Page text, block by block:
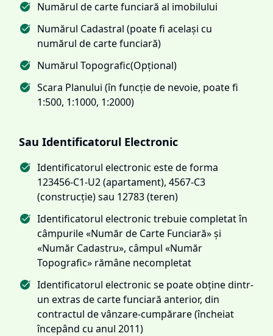
Numărul de carte funciară al imobilului
Numărul Cadastral (poate fi același cu
numărul de carte funciară)
Numărul Topografic(Opțional)
Scara Planului (în funcție de nevoie, poate fi
1:500, 1:1000, 1:2000)
Sau Identificatorul Electronic
Identificatorul electronic este de forma
123456-C1-U2 (apartament), 4567-C3
(construcție) sau 12783 (teren)
Identificatorul electronic trebuie completat în
câmpurile «Număr de Carte Funciară» și
«Număr Cadastru», câmpul «Număr
Topografic» rămâne necompletat
Identificatorul electronic se poate obține dintr-
un extras de carte funciară anterior, din
contractul de vânzare-cumpărare (încheiat
începând cu anul 2011)